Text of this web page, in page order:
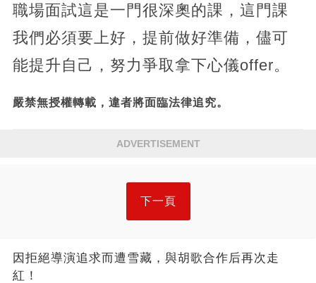
職場面試這是一門很深奧的課，這門課
我們必須要上好，提前做好準備，儘可
能提升自己，努力爭取拿下心儀offer。
嚴禁無授權轉載，違者將面臨法律追究。
ADVERTISEMENT
下一頁
因拒絕導演追求而遭雪藏，與胡歌合作后再次走
紅！